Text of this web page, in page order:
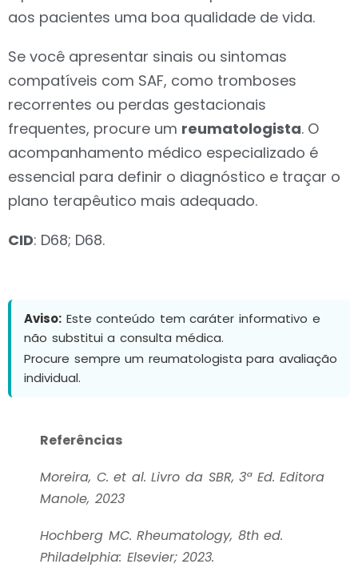
aos pacientes uma boa qualidade de vida.
Se você apresentar sinais ou sintomas
compatíveis com SAF, como tromboses
recorrentes ou perdas gestacionais
frequentes, procure um reumatologista. O
acompanhamento médico especializado é
essencial para definir o diagnóstico e traçar o
plano terapêutico mais adequado.
CID: D68; D68.
Aviso: Este conteúdo tem caráter informativo e
não substitui a consulta médica.
Procure sempre um reumatologista para avaliação
individual.
Referências
Moreira, C. et al. Livro da SBR, 3ª Ed. Editora
Manole, 2023
Hochberg MC. Rheumatology, 8th ed.
Philadelphia: Elsevier; 2023.